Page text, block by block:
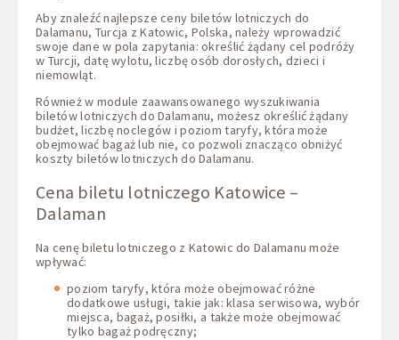
Aby znaleźć najlepsze ceny biletów lotniczych do
Dalamanu, Turcja z Katowic, Polska, należy wprowadzić
swoje dane w pola zapytania: określić żądany cel podróży
w Turcji, datę wylotu, liczbę osób dorosłych, dzieci i
niemowląt.
Również w module zaawansowanego wyszukiwania
biletów lotniczych do Dalamanu, możesz określić żądany
budżet, liczbę noclegów i poziom taryfy, która może
obejmować bagaż lub nie, co pozwoli znacząco obniżyć
koszty biletów lotniczych do Dalamanu.
Cena biletu lotniczego Katowice –
Dalaman
Na cenę biletu lotniczego z Katowic do Dalamanu może
wpływać:
poziom taryfy, która może obejmować różne
dodatkowe usługi, takie jak: klasa serwisowa, wybór
miejsca, bagaż, posiłki, a także może obejmować
tylko bagaż podręczny;